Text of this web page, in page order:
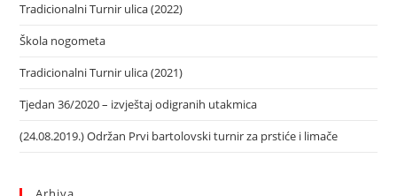
Tradicionalni Turnir ulica (2022)
Škola nogometa
Tradicionalni Turnir ulica (2021)
Tjedan 36/2020 – izvještaj odigranih utakmica
(24.08.2019.) Održan Prvi bartolovski turnir za prstiće i limače